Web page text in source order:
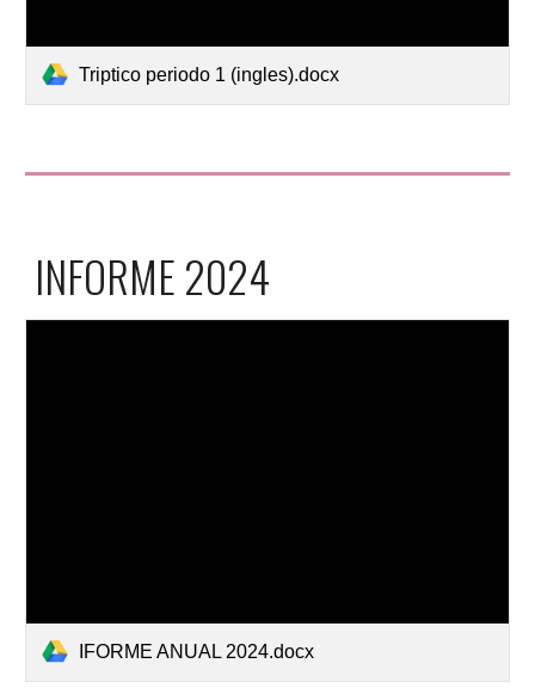
Triptico periodo 1 (ingles).docx
INFORME 2024
IFORME ANUAL 2024.docx